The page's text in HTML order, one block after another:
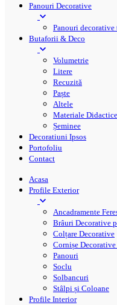
Panouri Decorative
Panouri
Butaforii & Deco
Volumetrie
Litere
Recuzită
Paște
Altele
Materiale Didactice
Șeminee
Decoratiuni Ipsos
Portofoliu
Contact
Acasa
Profile Exterior
Ancadramente
Brâuri Decorative
Colțare Decorative
Cornișe
Panouri
Soclu
Solbancuri
Stâlpi și Coloane
Profile Interior